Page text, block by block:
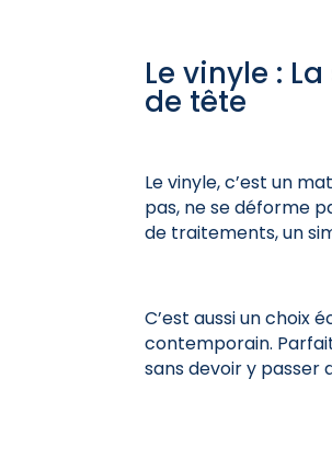
Le vinyle :
de tête
Le vinyle, c’est un
pas, ne se déforme
de traitements, un
C’est aussi un choix
contemporain.
sans devoir y passer